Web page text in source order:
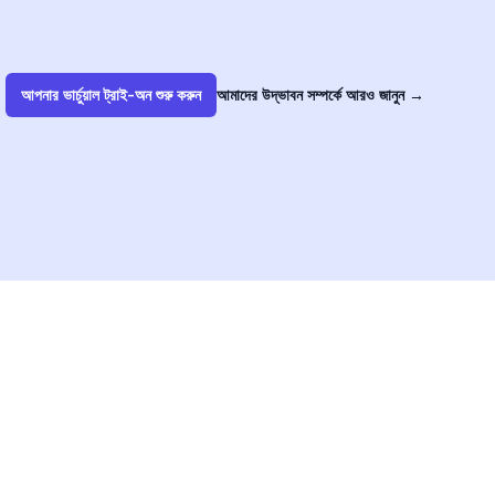
আপনার ভার্চুয়াল ট্রাই-অন শুরু করুন আমাদের উদ্ভাবন সম্পর্কে আরও জানুন →